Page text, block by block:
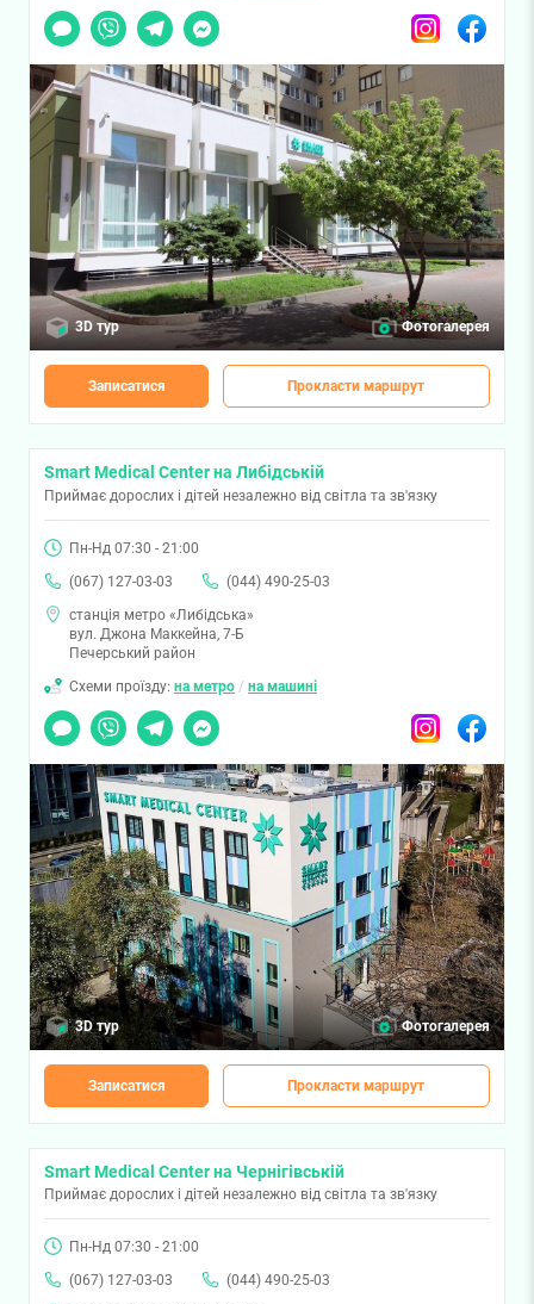
Чат
Viber TelegramMessenger InstagramFacebook
3D тур Фотогалерея
Записатися Прокласти маршрут
Smart Medical Center на Либідській
Приймає дорослих і дітей незалежно від світла та зв'язку
Пн-Нд 07:30 - 21:00
(067) 127-03-03
(044) 490-25-03
станція метро «Либідська»
вул. Джона Маккейна, 7-Б
Печерський район
Схеми проїзду: на метро / на машині
Чат
Viber TelegramMessenger InstagramFacebook
3D тур Фотогалерея
Записатися Прокласти маршрут
Smart Medical Center на Чернігівській
Приймає дорослих і дітей незалежно від світла та зв'язку
Пн-Нд 07:30 - 21:00
(067) 127-03-03
(044) 490-25-03